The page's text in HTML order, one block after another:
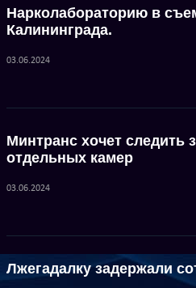
Нарколабораторию в
Калининграда.
03.06.2024
Минтранс хочет следить
отдельных камер
03.06.2024
Лжегадалку задержали